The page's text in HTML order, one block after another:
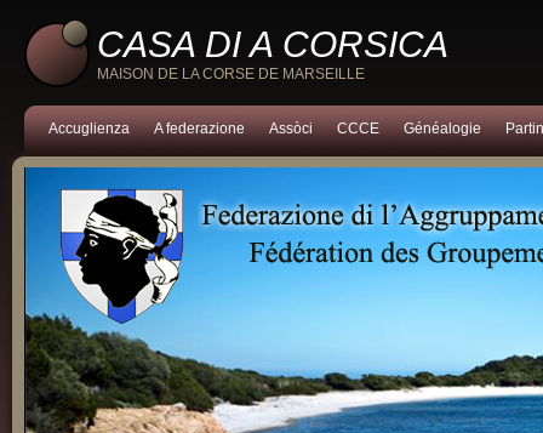
CASA DI A CORSICA
MAISON DE LA CORSE DE MARSEILLE
Accuglienza A federazione Assòci CCCE Généalogie